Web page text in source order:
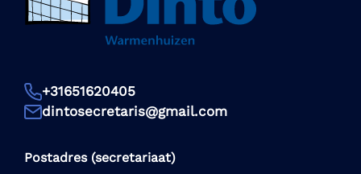
+31651620405
dintosecretaris@gmail.com
Postadres (secretariaat)